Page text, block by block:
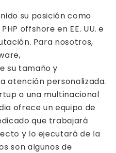
su posición como
offshore en EE. UU. e
Para nosotros,
su tamaño y
atención personalizada.
o una multinacional
ofrece un equipo de
que trabajará
y lo ejecutará de la
son algunos de